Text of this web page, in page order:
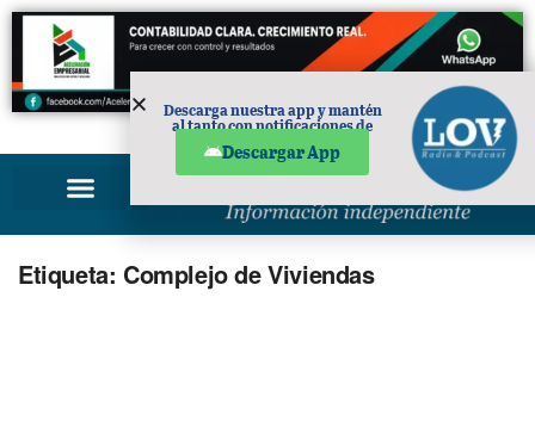
PUBLICIDAD
Etiqueta: Complejo de Viviendas
Descarga nuestra app y mantén
al tanto con notificaciones de
Descargar App